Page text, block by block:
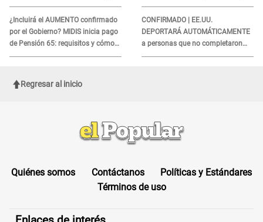
activar..."
¿Incluirá el AUMENTO confirmado
por el Gobierno? MIDIS inicia pago
de Pensión 65: requisitos y cómo
obtener el beneficio economico
esto reveló la autopsia que le
realizaron
CONFIRMADO | EE.UU.
DEPORTARÁ AUTOMÁTICAMENTE
a personas que no completaron
este formulario clave
Regresar al inicio
Quiénes somos Contáctanos
Políticas y Estándares
Términos de uso